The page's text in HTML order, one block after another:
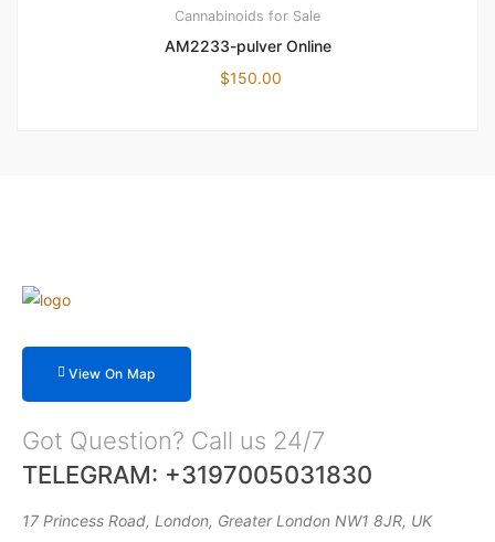
Cannabinoids for Sale
AM2233-pulver Online
$150.00
View On Map
Got Question? Call us 24/7
TELEGRAM: +3197005031830
17 Princess Road, London, Greater London NW1 8JR, UK